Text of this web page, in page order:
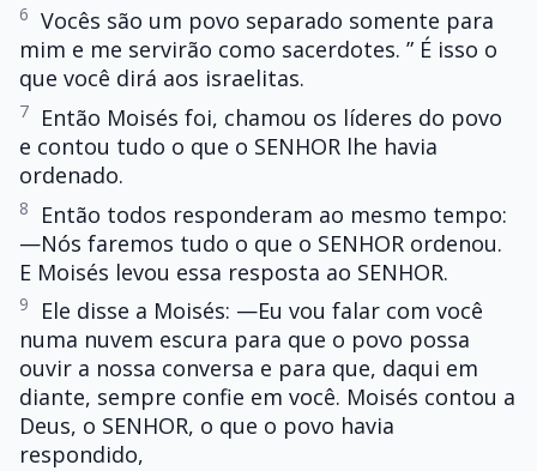
6 Vocês são um povo separado somente para
mim e me servirão como sacerdotes. ” É isso o
que você dirá aos israelitas.
7
Então Moisés foi, chamou os líderes do povo
e contou tudo o que o SENHOR lhe havia
ordenado.
8
Então todos responderam ao mesmo tempo:
—Nós faremos tudo o que o SENHOR ordenou.
E Moisés levou essa resposta ao SENHOR.
9
Ele disse a Moisés: —Eu vou falar com você
numa nuvem escura para que o povo possa
ouvir a nossa conversa e para que, daqui em
diante, sempre confie em você. Moisés contou a
Deus, o SENHOR, o que o povo havia
respondido,